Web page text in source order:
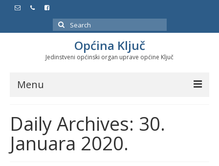
Search
for:
Općina Ključ
Jedinstveni općinski organ uprave općine Ključ
Menu
Službeni glasnici
Javne nabavke
Daily Archives: 30.
Januara 2020.